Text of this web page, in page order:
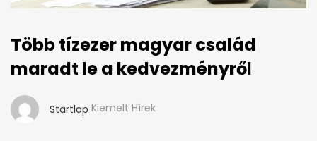
Több tízezer magyar család
maradt le a kedvezményről
Startlap Kiemelt Hírek